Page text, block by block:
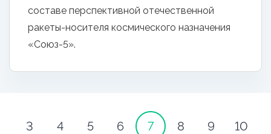
составе перспективной отечественной
ракеты-носителя космического назначения
«Союз-5».
3 4 5 6 7 8 9 10